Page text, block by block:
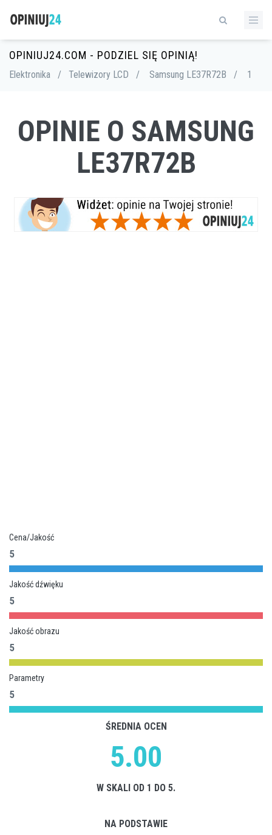
OPINIUJ24.COM - PODZIEL SIĘ OPINIĄ!
Elektronika / Telewizory LCD / Samsung LE37R72B / 1
OPINIE O SAMSUNG
LE37R72B
Cena/Jakość
5
Jakość dźwięku
5
Jakość obrazu
5
Parametry
5
ŚREDNIA OCEN
5.00
W SKALI OD 1 DO 5.
NA PODSTAWIE